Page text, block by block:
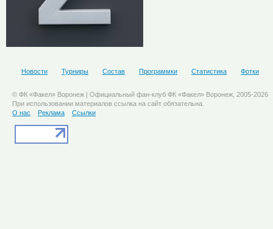
Новости Турниры Состав Программки Статистика Фотки
© ФК «Факел» Воронеж | Официальный фан-клуб ФК «Факел» Воронеж, 2005-2026
При использовании материалов ссылка на сайт обязательна.
О нас
Реклама Ссылки